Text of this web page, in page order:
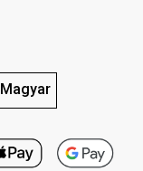
Magyar